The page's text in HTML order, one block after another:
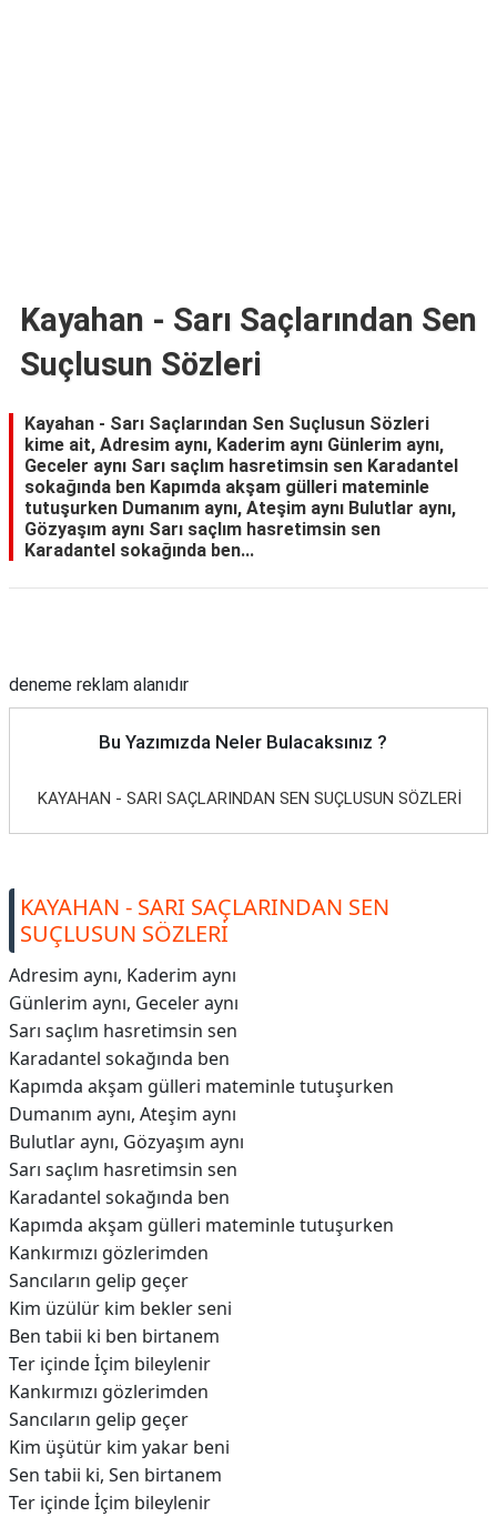
Kayahan - Sarı Saçlarından Sen
Suçlusun Sözleri
Kayahan - Sarı Saçlarından Sen Suçlusun Sözleri
kime ait, Adresim aynı, Kaderim aynı Günlerim aynı,
Geceler aynı Sarı saçlım hasretimsin sen Karadantel
sokağında ben Kapımda akşam gülleri mateminle
tutuşurken Dumanım aynı, Ateşim aynı Bulutlar aynı,
Gözyaşım aynı Sarı saçlım hasretimsin sen
Karadantel sokağında ben...
deneme reklam alanıdır
Bu Yazımızda Neler Bulacaksınız ?
KAYAHAN - SARI SAÇLARINDAN SEN SUÇLUSUN SÖZLERİ
KAYAHAN - SARI SAÇLARINDAN SEN
SUÇLUSUN SÖZLERİ
Adresim aynı, Kaderim aynı
Günlerim aynı, Geceler aynı
Sarı saçlım hasretimsin sen
Karadantel sokağında ben
Kapımda akşam gülleri mateminle tutuşurken
Dumanım aynı, Ateşim aynı
Bulutlar aynı, Gözyaşım aynı
Sarı saçlım hasretimsin sen
Karadantel sokağında ben
Kapımda akşam gülleri mateminle tutuşurken
Kankırmızı gözlerimden
Sancıların gelip geçer
Kim üzülür kim bekler seni
Ben tabii ki ben birtanem
Ter içinde İçim bileylenir
Kankırmızı gözlerimden
Sancıların gelip geçer
Kim üşütür kim yakar beni
Sen tabii ki, Sen birtanem
Ter içinde İçim bileylenir